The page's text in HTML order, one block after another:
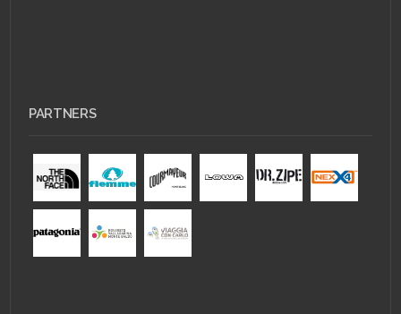
PARTNERS